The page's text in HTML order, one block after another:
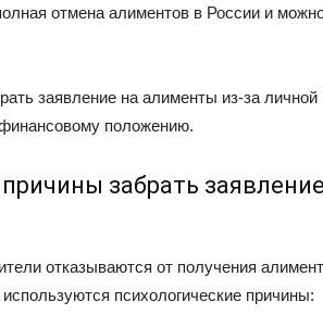
отмена алиментов в России и
заявление на алименты из-за личной
положению.
забрать
отказываются от получения
психологические причины: